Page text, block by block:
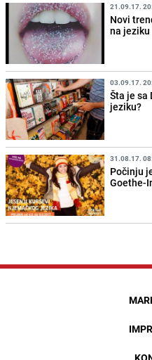
21.09.17.
Novi
na jeziku
03.09.17.
Šta je sa
jeziku?
31.08.17.
Počinju
Goethe-